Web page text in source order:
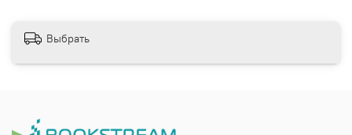
Выбрать